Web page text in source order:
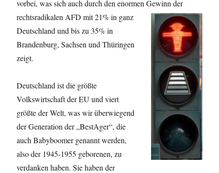
vorbei, was sich auch durch den enormen Gewinn der
rechtsradikalen AFD mit 21% in ganz
Deutschland und bis zu 35% in
Brandenburg, Sachsen und Thüringen
zeigt.
Deutschland ist die größte
Volkswirtschaft der EU und viert
größte der Welt, was wir überwiegend
der Generation der „BestAger“, die
auch Babyboomer genannt werden,
also der 1945-1955 geborenen, zu
verdanken haben. Sie haben der